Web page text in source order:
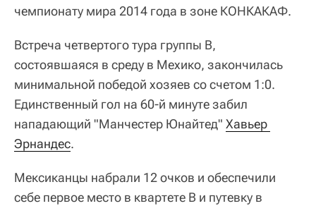
чемпионату мира 2014 года в зоне КОНКАКАФ.
Встреча четвертого тура группы B,
состоявшаяся в среду в Мехико, закончилась
минимальной победой хозяев со счетом 1:0.
Единственный гол на 60-й минуте забил
нападающий "Манчестер Юнайтед" Хавьер
Эрнандес.
Мексиканцы набрали 12 очков и обеспечили
себе первое место в квартете B и путевку в